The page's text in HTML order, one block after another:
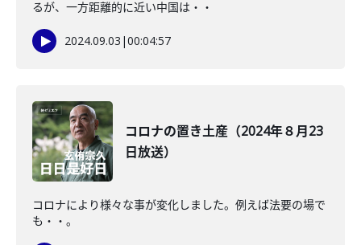
るが、一方距離的に近い中国は・・
2024.09.03 |00:04:57
コロナの置き土産（2024年８月23
日放送）
コロナにより様々な事が変化しました。例えば法要の場で
も・・。